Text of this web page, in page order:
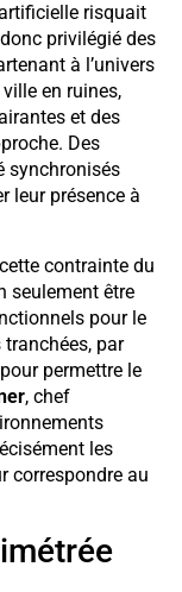
risquait
privilégié des
à l’univers
en ruines,
et des
Des
synchronisés
leur présence à
contrainte du
seulement être
pour le
par
permettre le
, chef
les
correspondre au